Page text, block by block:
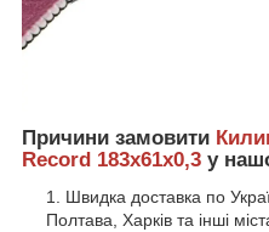
Причини замовити
Record 183x61x0,3 у
Швидка доставка по
Полтава, Харків та інші